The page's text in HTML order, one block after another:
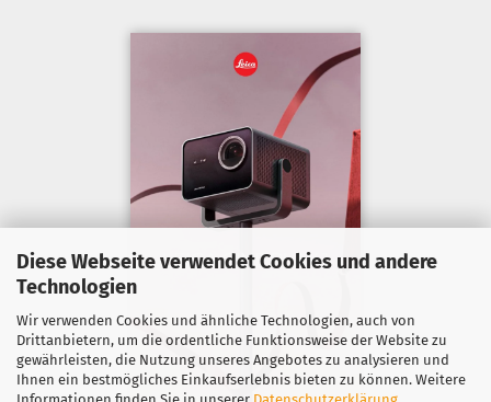
Diese Webseite verwendet Cookies und andere
Technologien
Wir verwenden Cookies und ähnliche Technologien, auch von
Drittanbietern, um die ordentliche Funktionsweise der Website zu
gewährleisten, die Nutzung unseres Angebotes zu analysieren und
Ihnen ein bestmögliches Einkaufserlebnis bieten zu können. Weitere
Informationen finden Sie in unserer Datenschutzerklärung